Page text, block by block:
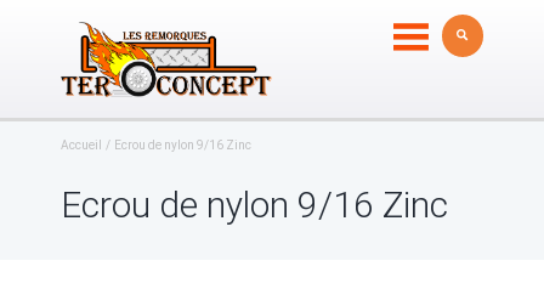
Accueil Ecrou de nylon 9/16 Zinc
Ecrou de nylon 9/16 Zinc